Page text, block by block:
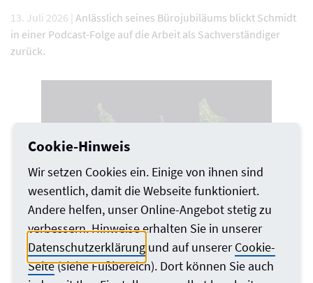
13. Juli 2026 | Anlässlich seines Bürojubiläums blickt Schmidt
in einer Podcast-Folge auf die Arbeit als Sachverständiger
zurück.
Cookie-Hinweis
Wir setzen Cookies ein. Einige von ihnen sind
wesentlich, damit die Webseite funktioniert.
Andere helfen, unser Online-Angebot stetig zu
verbessern. Hinweise erhalten Sie in unserer
Datenschutzerklärung und auf unsererCookie-
Seite(siehe Fußbereich). Dort können Sie auch